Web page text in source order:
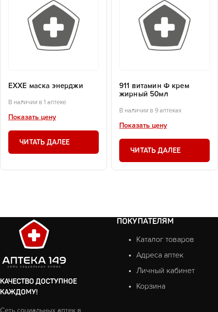
EXXE маска энерджи
В наличии в 1 аптеке
Показать цену
ЧИТАТЬ ДАЛЕЕ
911 витамин Ф крем
жирный 50мл
В наличии в 9 аптеках
Показать цену
ЧИТАТЬ ДАЛЕЕ
КАЧЕСТВО ДОСТУПНОЕ
КАЖДОМУ!
Сеть социальных аптек в
ПОКУПАТЕЛЯМ
Каталог товаров
Адреса аптек
Личный кабинет
Корзина